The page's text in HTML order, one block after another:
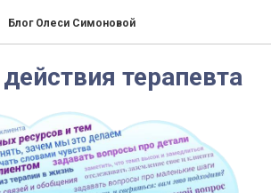
Блог Олеси Симоновой
терапевта